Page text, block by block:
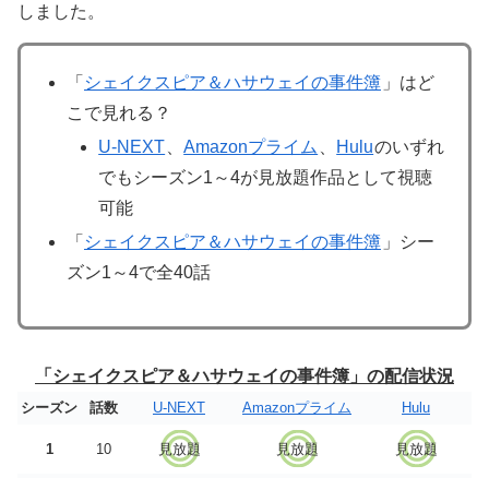
しました。
「 シェイクスピア＆ハサウェイの事件簿 」はど
こで見れる？
U-NEXT 、Amazonプライム Huluのいずれ
でもシーズン1～4が見放題作品として視聴
可能
「 シェイクスピア＆ハサウェイの事件簿 」シー
ズン1～4で全40話
「シェイクスピア＆ハサウェイの事件簿」の配信状況
シーズン 話数 U-NEXT Amazonプライム Hulu
1 10 見放題 見放題 見放題